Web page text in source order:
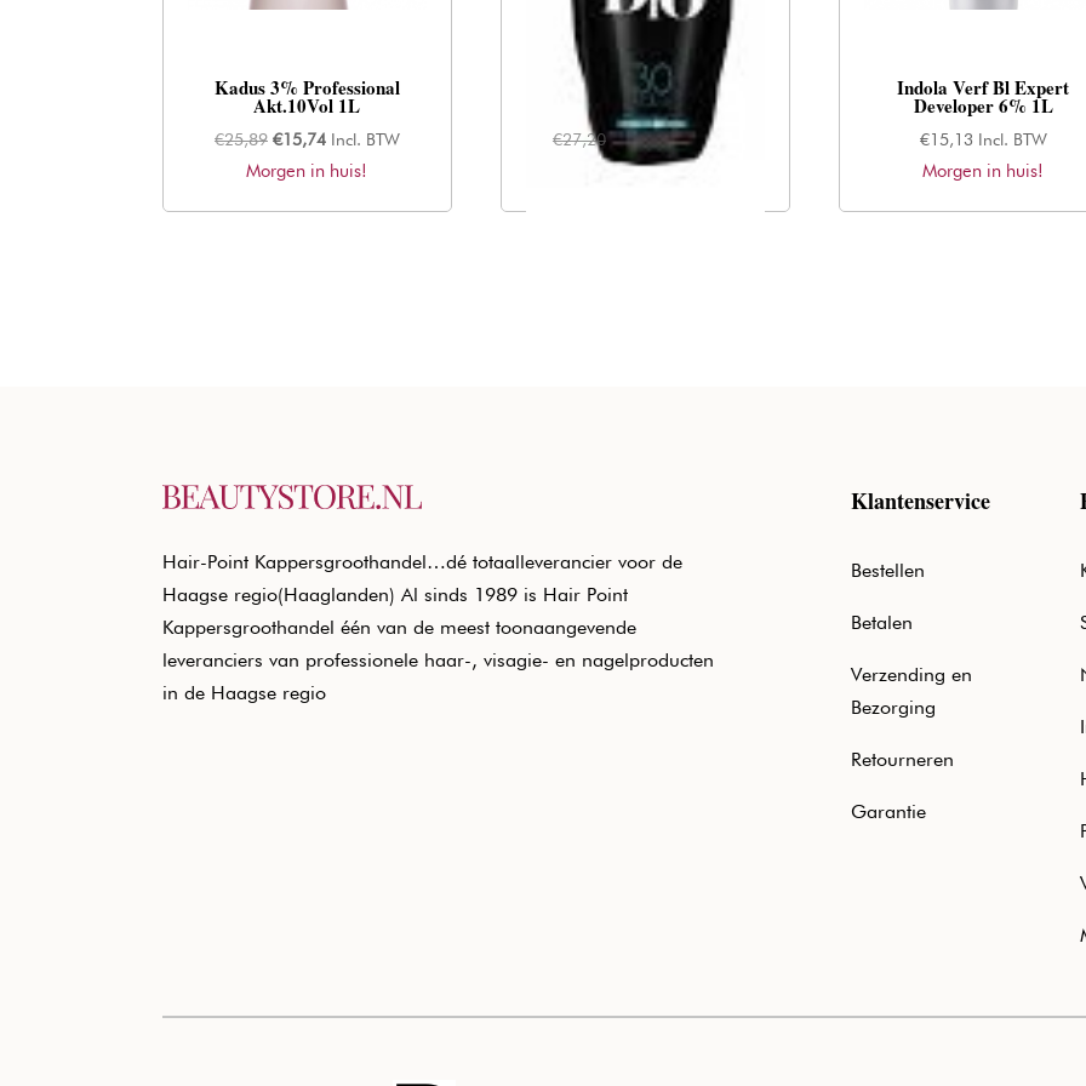
Kadus 3% Professional
Akt.10Vol 1L
€25,89 Oorspronkelijke
prijs
€15,74Huidige
prijs
Incl. BTW
Morgen in huis!
L’oreal Blond Studio Nutri
Developer 9% 1000ml
€27,20Oorspronkelijke
prijs
€16,46Huidige
prijs
Incl. BTW
Morgen in huis!
Indola Verf Bl Expert
Developer 6% 1L
€15,13 Incl. BTW
Morgen in huis!
Hair-Point Kappersgroothandel…dé totaalleverancier voor de
Haagse regio(Haaglanden) Al sinds 1989 is Hair Point
Kappersgroothandel één van de meest toonaangevende
leveranciers van professionele haar-, visagie- en nagelproducten
in de Haagse regio
Klantenservice
Bestellen
Betalen
Verzending en
Bezorging
Retourneren
Garantie